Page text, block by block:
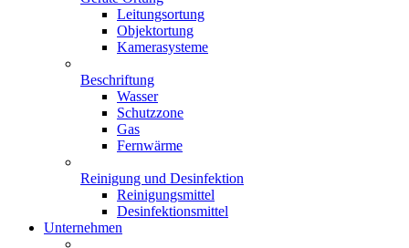
Leitungsortung
Objektortung
Kamerasysteme
Beschriftung
Wasser
Schutzzone
Gas
Fernwärme
Reinigung und Desinfektion
Reinigungsmittel
Desinfektionsmittel
Unternehmen